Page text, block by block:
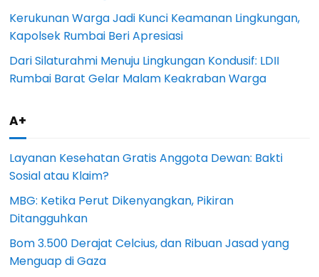
Kerukunan Warga Jadi Kunci Keamanan Lingkungan,
Kapolsek Rumbai Beri Apresiasi
Dari Silaturahmi Menuju Lingkungan Kondusif: LDII
Rumbai Barat Gelar Malam Keakraban Warga
A+
Layanan Kesehatan Gratis Anggota Dewan: Bakti
Sosial atau Klaim?
MBG: Ketika Perut Dikenyangkan, Pikiran
Ditangguhkan
Bom 3.500 Derajat Celcius, dan Ribuan Jasad yang
Menguap di Gaza